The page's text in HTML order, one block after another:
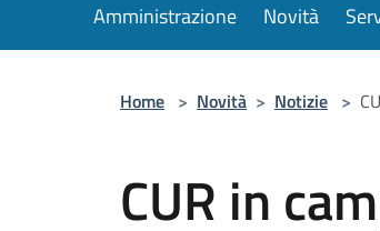
Amministrazione Novità
Home > Novità > Notizie >
CUR in